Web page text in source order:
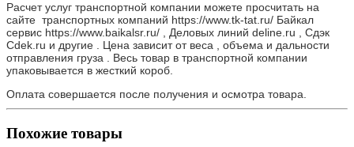
Расчет услуг транспортной компании можете просчитать на
сайте транспортных компаний https://www.tk-tat.ru/ Байкал
сервис https://www.baikalsr.ru/ , Деловых линий deline.ru , Сдэк
Cdek.ru и другие . Цена зависит от веса , объема и дальности
отправления груза . Весь товар в транспортной компании
упаковывается в жесткий короб.
Оплата совершается после получения и осмотра товара.
Похожие товары